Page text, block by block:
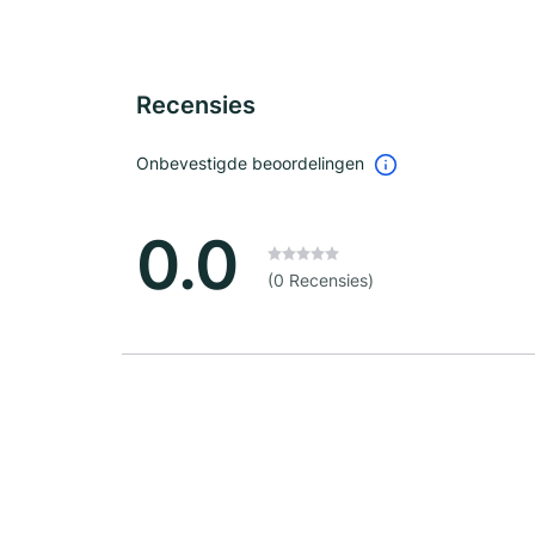
Recensies
Onbevestigde beoordelingen
0.0 (0 Recensies)